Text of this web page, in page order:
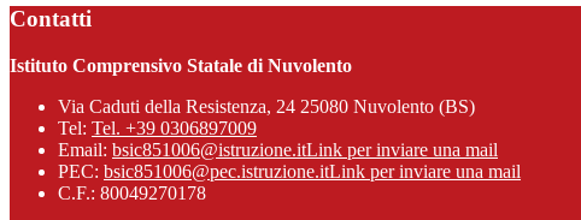
Contatti
Istituto Comprensivo Statale di Nuvolento
Via Caduti della Resistenza, 24 25080 Nuvolento (BS)
Tel: Tel. +39 0306897009
Email: bsic851006@istruzione.itLink per inviare una mail
PEC: bsic851006@pec.istruzione.itLink per inviare una mail
C.F.: 80049270178